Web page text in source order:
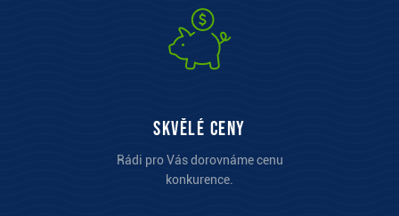
Skvělé ceny
Rádi pro Vás dorovnáme cenu
konkurence.